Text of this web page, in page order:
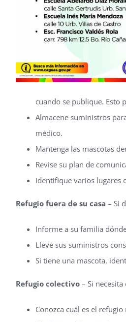
cuando se publique. Esto
Almacene suministros
médico.
Mantenga las mascotas
Revise su plan de
Identifique varios lugares
Refugio fuera de su casa – Si
Informe a su familia
Lleve sus suministros
Si tiene una mascota,
Refugio colectivo – Si
Conozca cuál es el